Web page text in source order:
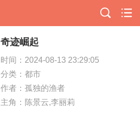
奇迹崛起
时间：2024-08-13 23:29:05
分类： 都市
作者：孤独的渔者
主角：陈景云,李丽莉